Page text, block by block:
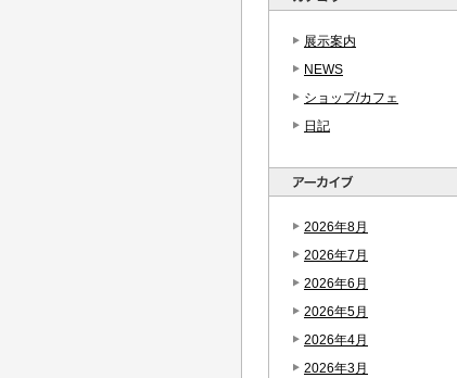
展示案内
NEWS
ショップ/カフェ
日記
2026年8月
2026年7月
2026年6月
2026年5月
2026年4月
2026年3月